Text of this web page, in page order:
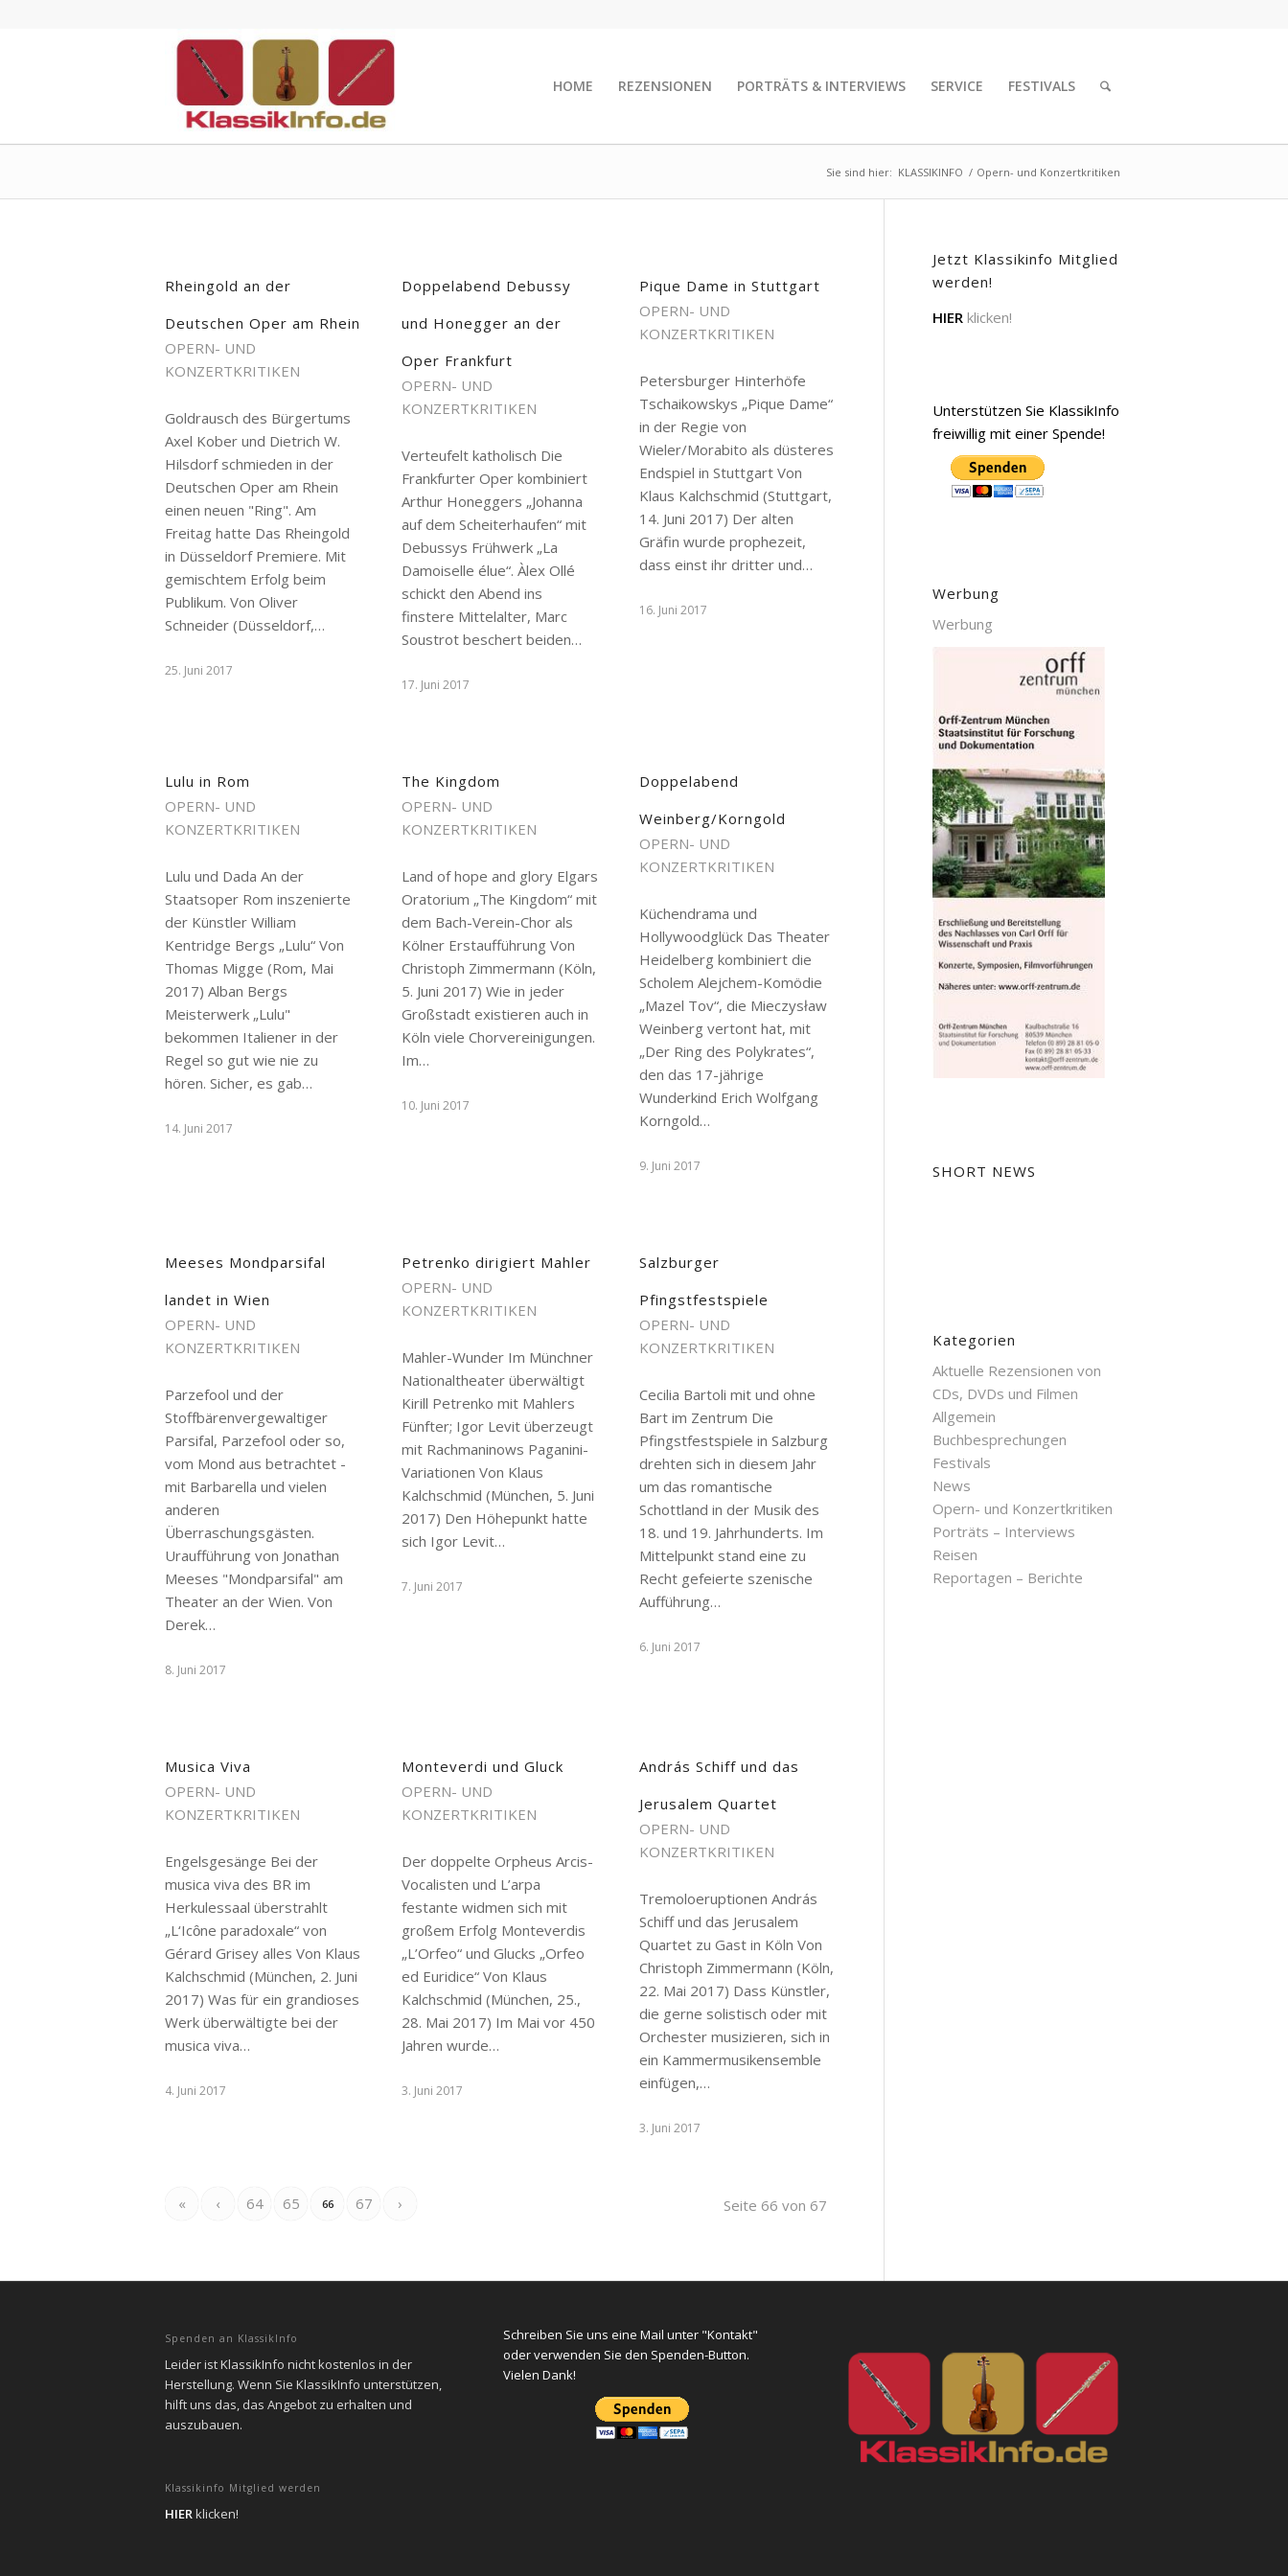
HOME REZENSIONEN PORTRÄTS & INTERVIEWS SERVICE FESTIVALS
Sie sind hier: KLASSIKINFO / Opern- und Konzertkritiken
Rheingold an der
Deutschen Oper am Rhein
OPERN- UND
KONZERTKRITIKEN
Goldrausch des Bürgertums
Axel Kober und Dietrich W.
Hilsdorf schmieden in der
Deutschen Oper am Rhein
einen neuen "Ring". Am
Freitag hatte Das Rheingold
in Düsseldorf Premiere. Mit
gemischtem Erfolg beim
Publikum. Von Oliver
Schneider (Düsseldorf,…
25. Juni 2017
Doppelabend Debussy
und Honegger an der
Oper Frankfurt
OPERN- UND
KONZERTKRITIKEN
Verteufelt katholisch Die
Frankfurter Oper kombiniert
Arthur Honeggers „Johanna
auf dem Scheiterhaufen“ mit
Debussys Frühwerk „La
Damoiselle élue“. Àlex Ollé
schickt den Abend ins
finstere Mittelalter, Marc
Soustrot beschert beiden…
17. Juni 2017
Pique Dame in Stuttgart
OPERN- UND
KONZERTKRITIKEN
Petersburger Hinterhöfe
Tschaikowskys „Pique Dame“
in der Regie von
Wieler/Morabito als düsteres
Endspiel in Stuttgart Von
Klaus Kalchschmid (Stuttgart,
14. Juni 2017) Der alten
Gräfin wurde prophezeit,
dass einst ihr dritter und…
16. Juni 2017
Lulu in Rom
OPERN- UND
KONZERTKRITIKEN
Lulu und Dada An der
Staatsoper Rom inszenierte
der Künstler William
Kentridge Bergs „Lulu“ Von
Thomas Migge (Rom, Mai
2017) Alban Bergs
Meisterwerk „Lulu"
bekommen Italiener in der
Regel so gut wie nie zu
hören. Sicher, es gab…
14. Juni 2017
The Kingdom
OPERN- UND
KONZERTKRITIKEN
Land of hope and glory Elgars
Oratorium „The Kingdom“ mit
dem Bach-Verein-Chor als
Kölner Erstaufführung Von
Christoph Zimmermann (Köln,
5. Juni 2017) Wie in jeder
Großstadt existieren auch in
Köln viele Chorvereinigungen.
Im…
10. Juni 2017
Doppelabend
Weinberg/Korngold
OPERN- UND
KONZERTKRITIKEN
Küchendrama und
Hollywoodglück Das Theater
Heidelberg kombiniert die
Scholem Alejchem-Komödie
„Mazel Tov“, die Mieczysław
Weinberg vertont hat, mit
„Der Ring des Polykrates“,
den das 17-jährige
Wunderkind Erich Wolfgang
Korngold…
9. Juni 2017
Meeses Mondparsifal
landet in Wien
OPERN- UND
KONZERTKRITIKEN
Parzefool und der
Stoffbärenvergewaltiger
Parsifal, Parzefool oder so,
vom Mond aus betrachtet -
mit Barbarella und vielen
anderen
Überraschungsgästen.
Uraufführung von Jonathan
Meeses "Mondparsifal" am
Theater an der Wien. Von
Derek…
8. Juni 2017
Petrenko dirigiert Mahler
OPERN- UND
KONZERTKRITIKEN
Mahler-Wunder Im Münchner
Nationaltheater überwältigt
Kirill Petrenko mit Mahlers
Fünfter; Igor Levit überzeugt
mit Rachmaninows Paganini-
Variationen Von Klaus
Kalchschmid (München, 5. Juni
2017) Den Höhepunkt hatte
sich Igor Levit…
7. Juni 2017
Salzburger
Pfingstfestspiele
OPERN- UND
KONZERTKRITIKEN
Cecilia Bartoli mit und ohne
Bart im Zentrum Die
Pfingstfestspiele in Salzburg
drehten sich in diesem Jahr
um das romantische
Schottland in der Musik des
18. und 19. Jahrhunderts. Im
Mittelpunkt stand eine zu
Recht gefeierte szenische
Aufführung…
6. Juni 2017
Musica Viva
OPERN- UND
KONZERTKRITIKEN
Engelsgesänge Bei der
musica viva des BR im
Herkulessaal überstrahlt
„L‘Icȏne paradoxale“ von
Gérard Grisey alles Von Klaus
Kalchschmid (München, 2. Juni
2017) Was für ein grandioses
Werk überwältigte bei der
musica viva…
4. Juni 2017
Monteverdi und Gluck
OPERN- UND
KONZERTKRITIKEN
Der doppelte Orpheus Arcis-
Vocalisten und L’arpa
festante widmen sich mit
großem Erfolg Monteverdis
„L’Orfeo“ und Glucks „Orfeo
ed Euridice“ Von Klaus
Kalchschmid (München, 25.,
28. Mai 2017) Im Mai vor 450
Jahren wurde…
3. Juni 2017
András Schiff und das
Jerusalem Quartet
OPERN- UND
KONZERTKRITIKEN
Tremoloeruptionen András
Schiff und das Jerusalem
Quartet zu Gast in Köln Von
Christoph Zimmermann (Köln,
22. Mai 2017) Dass Künstler,
die gerne solistisch oder mit
Orchester musizieren, sich in
ein Kammermusikensemble
einfügen,…
3. Juni 2017
Seite 66 von 67
« ‹ 64 65 66 67 ›
Jetzt Klassikinfo Mitglied
werden!
HIER klicken!
Unterstützen Sie KlassikInfo
freiwillig mit einer Spende!
Werbung
Werbung
SHORT NEWS
Kategorien
Aktuelle Rezensionen von
CDs, DVDs und Filmen
Allgemein
Buchbesprechungen
Festivals
News
Opern- und Konzertkritiken
Porträts – Interviews
Reisen
Reportagen – Berichte
Spenden an KlassikInfo
Leider ist KlassikInfo nicht kostenlos in der
Herstellung. Wenn Sie KlassikInfo unterstützen,
hilft uns das, das Angebot zu erhalten und
auszubauen.
Klassikinfo Mitglied werden
HIERklicken!
Schreiben Sie uns eine Mail unter "Kontakt"
oder verwenden Sie den Spenden-Button.
Vielen Dank!